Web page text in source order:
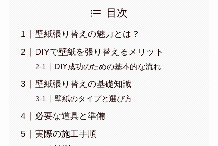
目次
壁紙張り替えの魅力とは？
DIYで壁紙を張り替えるメリット
DIY成功のための基本的な流れ
壁紙張り替えの基礎知識
壁紙のタイプと選び方
必要な道具と準備
実際の施工手順